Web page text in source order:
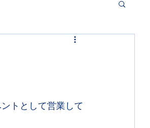
トとして営業して